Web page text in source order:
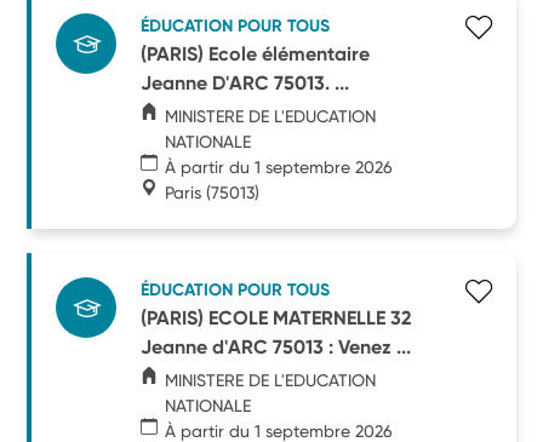
ÉDUCATION POUR TOUS
(PARIS) Ecole élémentaire
Jeanne D'ARC 75013. ...
MINISTERE DE L'EDUCATION
NATIONALE
À partir du 1 septembre 2026
Paris (75013)
ÉDUCATION POUR TOUS
(PARIS) ECOLE MATERNELLE 32
Jeanne d'ARC 75013 : Venez ...
MINISTERE DE L'EDUCATION
NATIONALE
À partir du 1 septembre 2026